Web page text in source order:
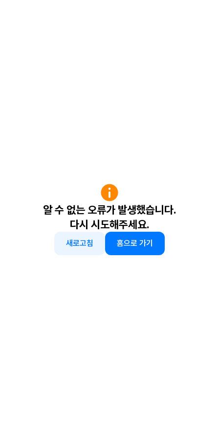
알 수 없는 오류가 발생했습니다.
다시 시도해주세요.
새로고침 홈으로 가기